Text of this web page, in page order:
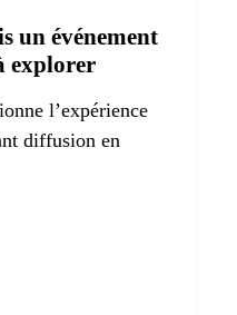
un événement
explorer
l’expérience
diffusion en